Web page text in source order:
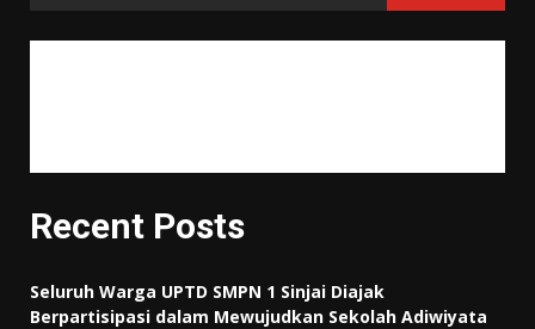
Recent Posts
Seluruh Warga UPTD SMPN 1 Sinjai Diajak
Berpartisipasi dalam Mewujudkan Sekolah Adiwiyata